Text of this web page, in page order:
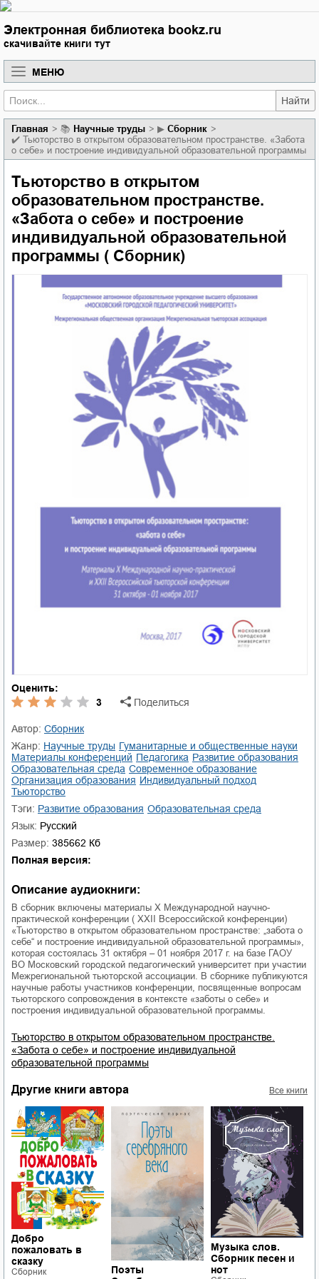
Электронная библиотека bookz.ru
скачивайте книги тут
МЕНЮ
Найти
Главная 📚 научные труды ▶ Сборник
✔️ Тьюторство в открытом образовательном пространстве. «Забота
о себе» и построение индивидуальной образовательной программы
Тьюторство в открытом
образовательном пространстве.
«Забота о себе» и построение
индивидуальной образовательной
программы ( Сборник)
Оценить:
3
Поделиться
Автор:
Сборник
Жанр:
научные труды
гуманитарные и общественные науки
материалы конференций
педагогика
развитие образования
образовательная среда
современное образование
организация образования
индивидуальный подход
тьюторство
Тэги:
развитие образования
образовательная среда
Язык: Русский
Размер: 385662 Кб
Полная версия:
Описание аудиокниги:
В сборник включены материалы X Международной научно-
практической конференции ( ХХII Всероссийской конференции)
«Тьюторство в открытом образовательном пространстве: „забота о
себе“ и построение индивидуальной образовательной программы»,
которая состоялась 31 октября – 01 ноября 2017 г. на базе ГАОУ
ВО Московский городской педагогический университет при участии
Межрегиональной тьюторской ассоциации. В сборнике публикуются
научные работы участников конференции, посвященные вопросам
тьюторского сопровождения в контексте «заботы о себе» и
построения индивидуальной образовательной программы.
Тьюторство в открытом образовательном пространстве.
«Забота о себе» и построение индивидуальной
образовательной программы
Другие книги автора Все книги
Добро
пожаловать в
сказку
Сборник
Поэты
Музыка слов.
Сборник песен и
нот